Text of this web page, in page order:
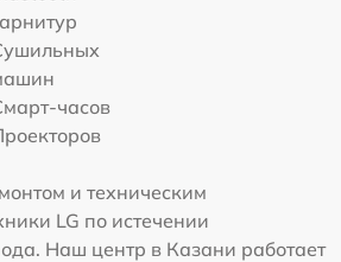
часов
и техническим
LG по истечении
Наш центр в Казани работает